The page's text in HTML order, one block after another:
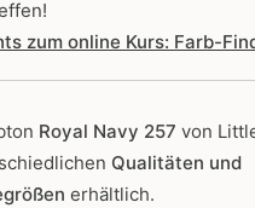
zum online Kurs: Farb-
Royal Navy 257 von
Qualitäten und
erhältlich.